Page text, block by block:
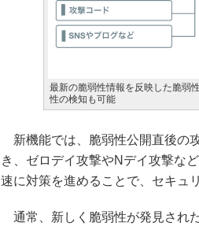
最新の脆弱性情報を反映した脆弱
性の検知も可能
新機能では、脆弱性公開直後の
き、ゼロデイ攻撃やNデイ攻撃な
速に対策を進めることで、セキュ
通常、新しく脆弱性が発見され